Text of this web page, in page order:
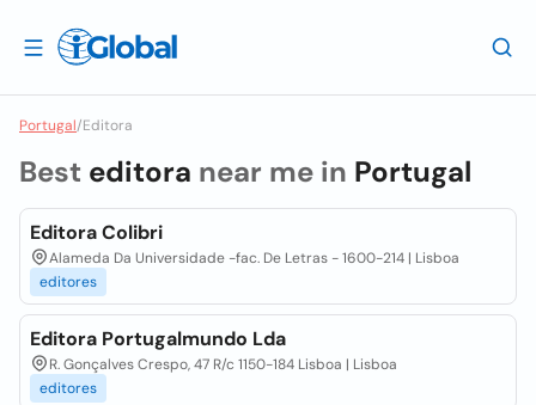
Portugal/Editora
Best editora near me in Portugal
Editora Colibri
Alameda Da Universidade -fac. De Letras - 1600-214 | Lisboa
editores
Editora Portugalmundo Lda
R. Gonçalves Crespo, 47 R/c 1150-184 Lisboa | Lisboa
editores